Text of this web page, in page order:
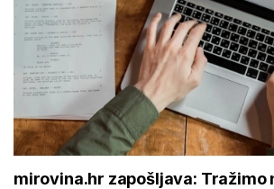
mirovina.hr zapošljava: Tražimo